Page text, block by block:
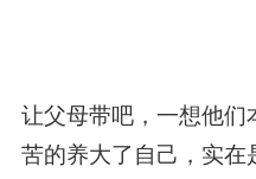
让父母带吧，一想他们
苦的养大了自己，实在